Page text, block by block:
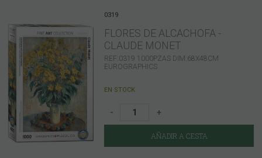
0319
FLORES DE ALCACHOFA -
CLAUDE MONET
REF:0319 1000PZAS DIM:68X48CM
EUROGRAPHICS
EN STOCK
- +
AÑADIR A CESTA